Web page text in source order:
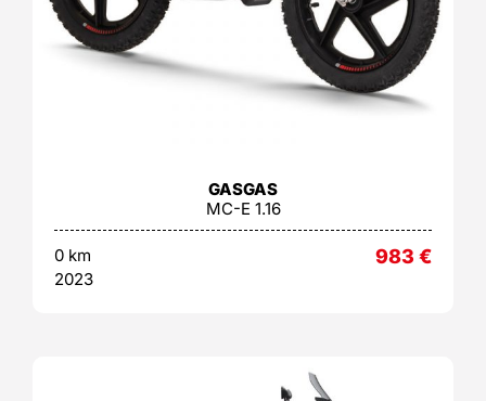
GASGAS
MC-E 1.16
0 km
2023
983 €